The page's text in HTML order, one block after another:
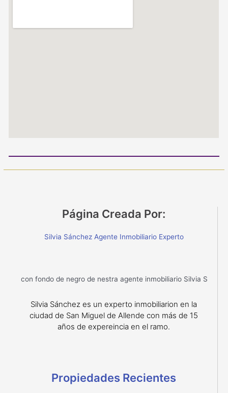
Página Creada Por:
Silvia Sánchez Agente Inmobiliario Experto
Silvia Sánchez es un experto inmobiliarion en la
ciudad de San Miguel de Allende con más de 15
años de expereincia en el ramo.
Propiedades Recientes